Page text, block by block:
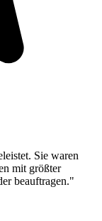
Sie waren
mit größter
beauftragen."